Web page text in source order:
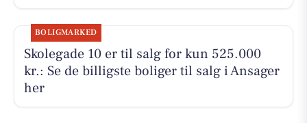
BOLIGMARKED
Skolegade 10 er til salg for kun 525.000
kr.: Se de billigste boliger til salg i Ansager
her